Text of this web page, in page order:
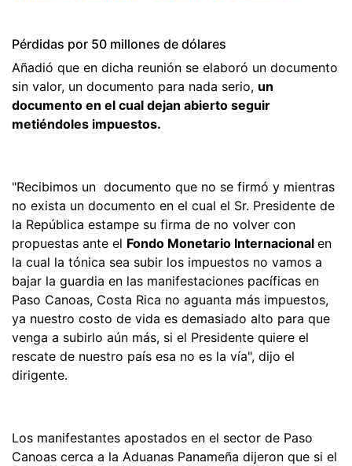
Pérdidas por 50 millones de dólares
Añadió que en dicha reunión se elaboró un documento
sin valor, un documento para nada serio, un
documento en el cual dejan abierto seguir
metiéndoles impuestos.
"Recibimos un documento que no se firmó y mientras
no exista un documento en el cual el Sr. Presidente de
la República estampe su firma de no volver con
propuestas ante el Fondo Monetario Internacional en
la cual la tónica sea subir los impuestos no vamos a
bajar la guardia en las manifestaciones pacíficas en
Paso Canoas, Costa Rica no aguanta más impuestos,
ya nuestro costo de vida es demasiado alto para que
venga a subirlo aún más, si el Presidente quiere el
rescate de nuestro país esa no es la vía", dijo el
dirigente.
Los manifestantes apostados en el sector de Paso
Canoas cerca a la Aduanas Panameña dijeron que si el